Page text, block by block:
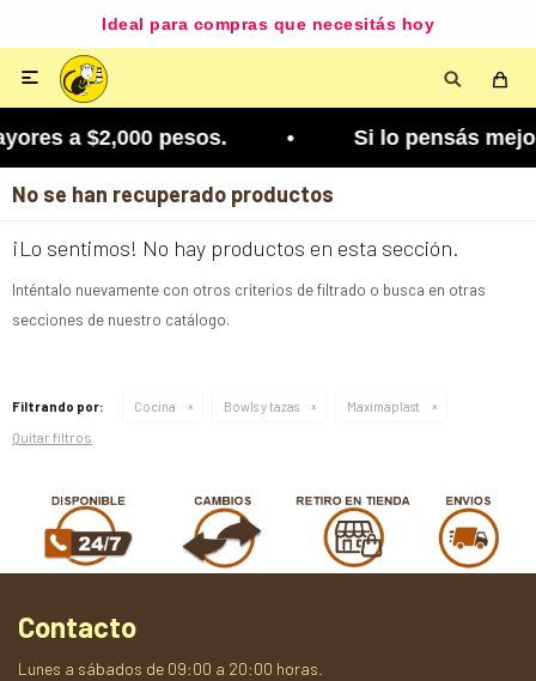
Ideal para compras que necesitás hoy

a $2,000 pesos. • Si lo pensás mejor,
No se han recuperado productos
¡Lo sentimos! No hay productos en esta sección.
Inténtalo nuevamente con otros criterios de filtrado o busca en otras
secciones de nuestro catálogo.
Filtrando por: Cocina Bowls y tazas Maximaplast
Quitar filtros
Contacto
Lunes a sábados de 09:00 a 20:00 horas.